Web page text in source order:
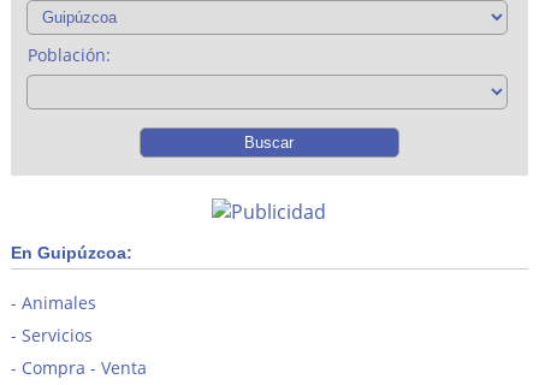
Población:
En Guipúzcoa:
Animales
Servicios
Compra - Venta